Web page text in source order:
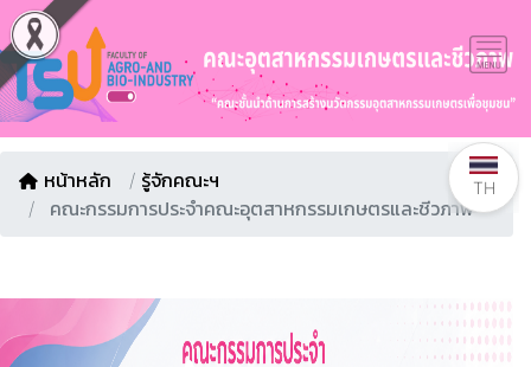
หน้าหลัก / รู้จักคณะฯ
คณะกรรมการประจำคณะอุตสาหกรรมเกษตรและชีวภาพ
TH